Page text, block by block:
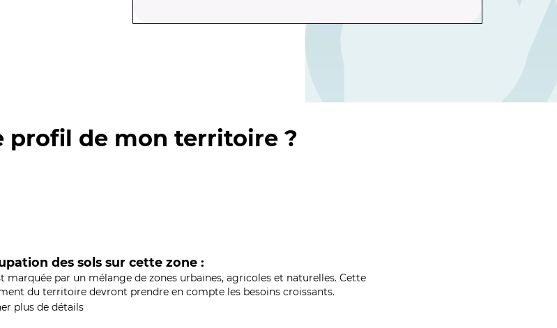
profil de mon territoire ?
des sols sur cette zone :
par un mélange de zones urbaines, agricoles et naturelles. Cette
du territoire devront prendre en compte les besoins croissants.
plus de détails